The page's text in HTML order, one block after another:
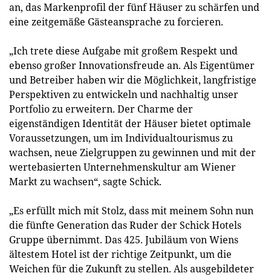
an, das Markenprofil der fünf Häuser zu schärfen und
eine zeitgemäße Gästeansprache zu forcieren.
„Ich trete diese Aufgabe mit großem Respekt und
ebenso großer Innovationsfreude an. Als Eigentümer
und Betreiber haben wir die Möglichkeit, langfristige
Perspektiven zu entwickeln und nachhaltig unser
Portfolio zu erweitern. Der Charme der
eigenständigen Identität der Häuser bietet optimale
Voraussetzungen, um im Individualtourismus zu
wachsen, neue Zielgruppen zu gewinnen und mit der
wertebasierten Unternehmenskultur am Wiener
Markt zu wachsen“, sagte Schick.
„Es erfüllt mich mit Stolz, dass mit meinem Sohn nun
die fünfte Generation das Ruder der Schick Hotels
Gruppe übernimmt. Das 425. Jubiläum von Wiens
ältestem Hotel ist der richtige Zeitpunkt, um die
Weichen für die Zukunft zu stellen. Als ausgebildeter